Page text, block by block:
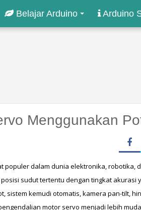
Belajar Arduino Arduino
Menggunakan
populer dalam dunia elektronika, robotika,
sudut tertentu dengan tingkat akurasi
sistem kemudi otomatis, kamera pan-tilt,
motor servo menjadi lebih